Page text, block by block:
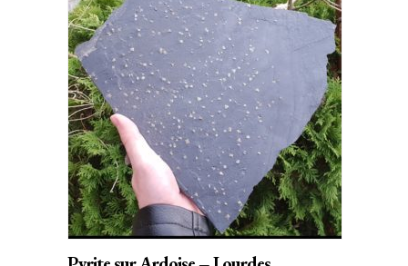
AJOUTER AU PANIER